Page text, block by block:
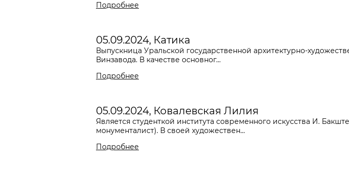
Подробнее
05.09.2024, Катика
Выпускница Уральской государственной архитектурно-
Винзавода. В качестве основног...
Подробнее
05.09.2024, Ковалевская Лилия
Является студенткой института современного искусства И.
монументалист). В своей художествен...
Подробнее